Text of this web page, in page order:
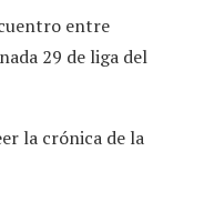
entre
29 de liga del
la crónica de la